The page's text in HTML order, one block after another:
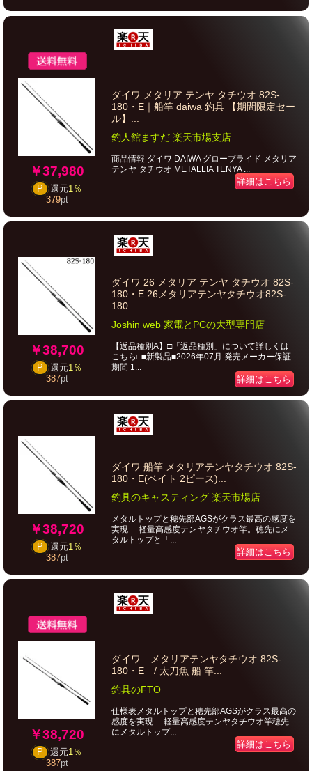
￥37,980
P 還元1％
379pt
ダイワ メタリア テンヤ タチウオ 82S-
180・E｜船竿 daiwa 釣具 【期間限定セー
ル】...
釣人館ますだ 楽天市場支店
商品情報 ダイワ DAIWA グローブライド メタリア
テンヤ タチウオ METALLIA TENYA ...
詳細はこちら
￥38,700
P 還元1％
387pt
ダイワ 26 メタリア テンヤ タチウオ 82S-
180・E 26メタリアテンヤタチウオ82S-
180...
Joshin web 家電とPCの大型専門店
【返品種別A】□「返品種別」について詳しくは
こちら□■新製品■2026年07月 発売メーカー保証
期間 1...
詳細はこちら
￥38,720
P 還元1％
387pt
ダイワ 船竿 メタリアテンヤタチウオ 82S-
180・E(ベイト 2ピース)...
釣具のキャスティング 楽天市場店
メタルトップと穂先部AGSがクラス最高の感度を
実現 軽量高感度テンヤタチウオ竿。穂先にメ
タルトップと「...
詳細はこちら
￥38,720
P 還元1％
387pt
ダイワ メタリアテンヤタチウオ 82S-
180・E / 太刀魚 船 竿...
釣具のFTO
仕様表メタルトップと穂先部AGSがクラス最高の
感度を実現 軽量高感度テンヤタチウオ竿穂先
にメタルトップ...
詳細はこちら